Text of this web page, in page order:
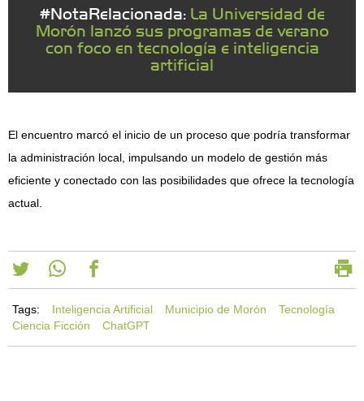
#NotaRelacionada: La Universidad de
Morón lanzó sus programas de verano
con foco en tecnología e inteligencia
artificial
El encuentro marcó el inicio de un proceso que podría transformar
la administración local, impulsando un modelo de gestión más
eficiente y conectado con las posibilidades que ofrece la tecnología
actual.
Tags: Inteligencia Artificial Municipio de Morón
Tecnología
Ciencia Ficción
ChatGPT